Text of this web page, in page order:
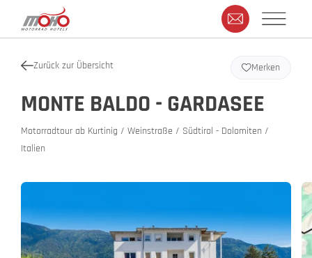
Zurück zur Übersicht
MONTE BALDO - GARDASEE
Motorradtour ab Kurtinig / Weinstraße / Südtirol - Dolomiten /
Italien
Merken